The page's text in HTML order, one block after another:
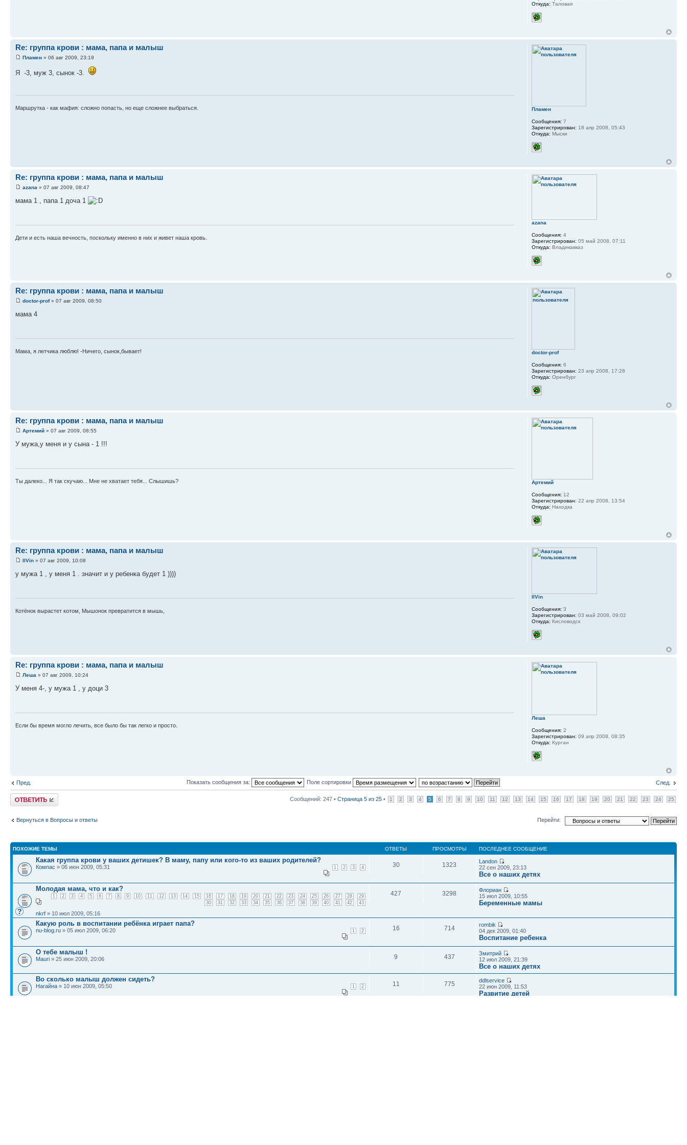
Откуда: Таловая
Re: группа крови : мама, папа и малыш
Пламен » 06 авг 2009, 23:19
Я -3, муж 3, сынок -3.
Маршрутка - как мафия: сложно попасть, но еще сложнее выбраться. Пламен
Сообщения: 7
Зарегистрирован: 18 апр 2008, 05:43
Откуда: Мыски
Re: группа крови : мама, папа и малыш
azana » 07 авг 2009, 08:47
мама 1 , папа 1 доча 1
Дети и есть наша вечность, поскольку именно в них и живет наша кровь.
azana
Сообщения: 4
Зарегистрирован: 05 май 2008, 07:11
Откуда: Владикавказ
Re: группа крови : мама, папа и малыш
doctor-prof» 07 авг 2009, 08:50
мама 4
Мама, я летчика люблю! -Ничего, сынок,бывает! doctor-prof
Сообщения: 6
Зарегистрирован: 23 апр 2008, 17:28
Откуда: Оренбург
Re: группа крови : мама, папа и малыш
Артемий » 07 авг 2009, 08:55
У мужа,у меня и у сына - 1 !!!
Ты далеко... Я так скучаю... Мне не хватает тебя... Слышишь? Артемий
Сообщения: 12
Зарегистрирован: 22 апр 2008, 13:54
Откуда: Находка
Re: группа крови : мама, папа и малыш
IlVin » 07 авг 2009, 10:08
у мужа 1 , у меня 1 . значит и у ребенка будет 1 ))))
Котёнок вырастет котом, Мышонок превратится в мышь,
IlVin
Сообщения: 3
Зарегистрирован: 03 май 2008, 09:02
Откуда: Кисловодск
Re: группа крови : мама, папа и малыш
Леша » 07 авг 2009, 10:24
У меня 4-, у мужа 1 , у доци 3
Если бы время могло лечить, все было бы так легко и просто.
Леша
Сообщения: 2
Зарегистрирован: 09 апр 2008, 08:35
Откуда: Курган
Пред. След.
Показать сообщения за: Поле сортировки
Ответить Сообщений: 247 • Страница 5 из 25 • 1 2 3 4 5 6 7 8 9 10 11 12 13 14 15 16 17 18 19 20 21 22 23 24 25
Вернуться в Вопросы и ответы Перейти:
ПОХОЖИЕ ТЕМЫ ОТВЕТЫ ПРОСМОТРЫ ПОСЛЕДНЕЕ СООБЩЕНИЕ
Какая группа крови у ваших детишек? В маму, папу или кого-то из ваших родителей?
1 2 3 4
Компас » 06 июн 2009, 05:31 30 1323
Landon
22 сен 2009, 23:13
Все о наших детях
Молодая мама, что и как?
1 2 3 4 5 6 7 8 9 10 11 12 13 14 15 16 17 18 19 20 21 22 23 24 25 26 27 28
29
30
31 32 33 34 35 36 37 38 39 40 41 42 43
nkrf » 10 июл 2009, 05:16
427 3298
Флориан
15 июл 2009, 10:55
Беременные мамы
Какую роль в воспитании ребёнка играет папа?
1 2
nu-blog.ru » 05 июл 2009, 06:20 16 714
rombik
04 дек 2009, 01:40
Воспитание ребенка
О тебе малыш !
Mauri » 25 июн 2009, 20:06 9 437
Змитрий
12 июл 2009, 21:39
Все о наших детях
Во сколько малыш должен сидеть?
1 2
Нагайна » 10 июн 2009, 05:50 11 775
ddlservice
22 июн 2009, 11:53
Развитие детей